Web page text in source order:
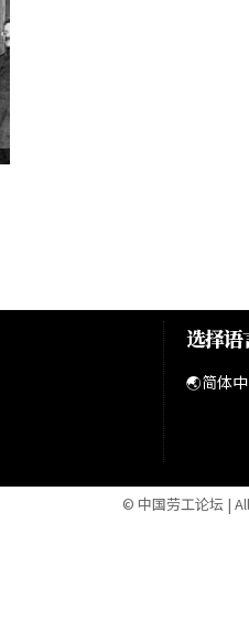
选择语
🌏简体
© 中国劳工论坛 |